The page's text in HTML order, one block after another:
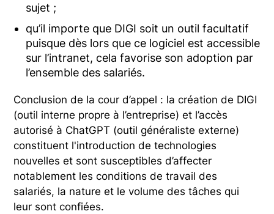
sujet ;
qu’il importe que DIGI soit un outil facultatif
puisque dès lors que ce logiciel est accessible
sur l’intranet, cela favorise son adoption par
l’ensemble des salariés.
Conclusion de la cour d’appel : la création de DIGI
(outil interne propre à l’entreprise) et l’accès
autorisé à ChatGPT (outil généraliste externe)
constituent l'introduction de technologies
nouvelles et sont susceptibles d’affecter
notablement les conditions de travail des
salariés, la nature et le volume des tâches qui
leur sont confiées.